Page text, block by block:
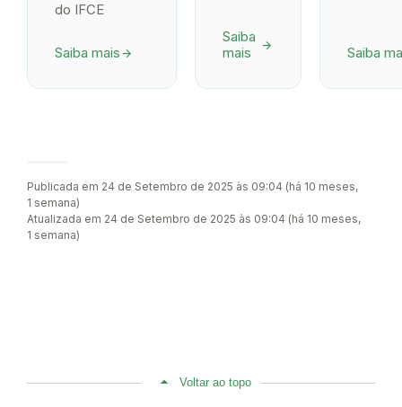
do IFCE
Saiba mais arrow_forward
Saiba
mais
arrow_forward Saiba
Publicada em 24 de Setembro de 2025 às 09:04 (há 10 meses,
1 semana)
Atualizada em 24 de Setembro de 2025 às 09:04 (há 10 meses,
1 semana)
Voltar ao topo